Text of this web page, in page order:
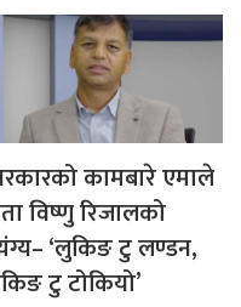
कामबारे एमाले
विष्णु रिजालको
‘लुकिङ टु लण्डन,
टु टोकियो’